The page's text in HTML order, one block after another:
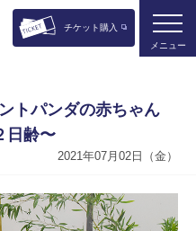
チケット購入
メニュー
トパンダの赤ちゃん
日齢〜
2021年07月02日（金）